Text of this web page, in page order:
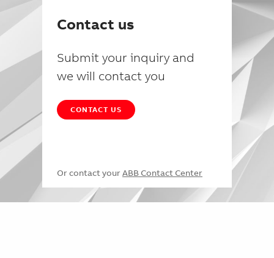
Contact us
Submit your inquiry and
we will contact you
CONTACT US
Or contact your ABB Contact Center